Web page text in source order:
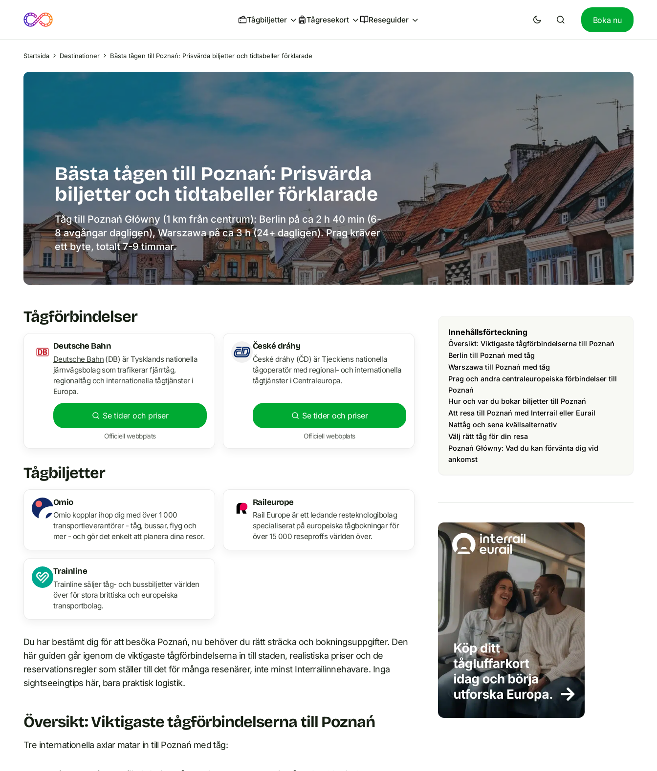
Tågbiljetter Tågresekort Reseguider Boka nu
Startsida Destinationer Bästa tågen till Poznań: Prisvärda biljetter och tidtabeller förklarade
Bästa tågen till Poznań: Prisvärda
biljetter och tidtabeller förklarade
Tåg till Poznań Główny (1 km från centrum): Berlin på ca 2 h 40 min (6-
8 avgångar dagligen), Warszawa på ca 3 h (24+ dagligen). Prag kräver
ett byte, totalt 7-9 timmar.
Tågförbindelser
Deutsche Bahn
Deutsche Bahn(DB) är Tysklands nationella
järnvägsbolag som trafikerar fjärrtåg,
regionaltåg och internationella tågtjänster i
Europa.
Se tider och priser
Officiell webbplats
České dráhy
České dráhy (ČD) är Tjeckiens nationella
tågoperatör med regional- och internationella
tågtjänster i Centraleuropa.
Se tider och priser
Officiell webbplats
Tågbiljetter
Omio
Omio kopplar ihop dig med över 1 000
transportleverantörer - tåg, bussar, flyg och
mer - och gör det enkelt att planera dina resor.
Raileurope
Rail Europe är ett ledande resteknologibolag
specialiserat på europeiska tågbokningar för
över 15 000 reseproffs världen över.
Trainline
Trainline säljer tåg- och bussbiljetter världen
över för stora brittiska och europeiska
transportbolag.
Du har bestämt dig för att besöka Poznań, nu behöver du rätt sträcka och bokningsuppgifter. Den
här guiden går igenom de viktigaste tågförbindelserna in till staden, realistiska priser och de
reservationsregler som ställer till det för många resenärer, inte minst Interrailinnehavare. Inga
sightseeingtips här, bara praktisk logistik.
Översikt: Viktigaste tågförbindelserna till Poznań
Tre internationella axlar matar in till Poznań med tåg:
Innehållsförteckning
Översikt: Viktigaste tågförbindelserna till Poznań
Berlin till Poznań med tåg
Warszawa till Poznań med tåg
Prag och andra centraleuropeiska förbindelser till
Poznań
Hur och var du bokar biljetter till Poznań
Att resa till Poznań med Interrail eller Eurail
Nattåg och sena kvällsalternativ
Välj rätt tåg för din resa
Poznań Główny: Vad du kan förvänta dig vid
ankomst